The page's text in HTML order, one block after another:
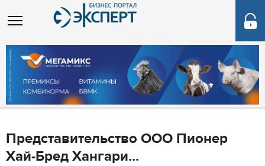
Представительство ООО Пионер
Хай-Бред Хангари...